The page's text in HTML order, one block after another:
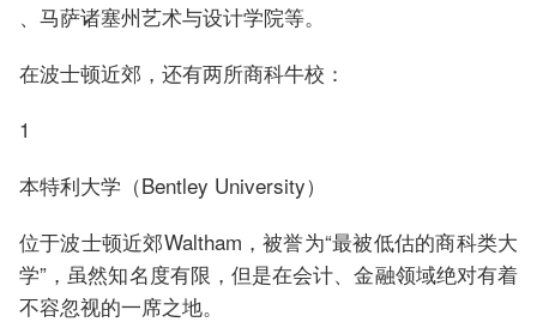
、马萨诸塞州艺术与设计学院等。
在波士顿近郊，还有两所商科牛校：
1
本特利大学（Bentley University）
位于波士顿近郊Waltham，被誉为“最被低估的商科类大
学”，虽然知名度有限，但是在会计、金融领域绝对有着
不容忽视的一席之地。